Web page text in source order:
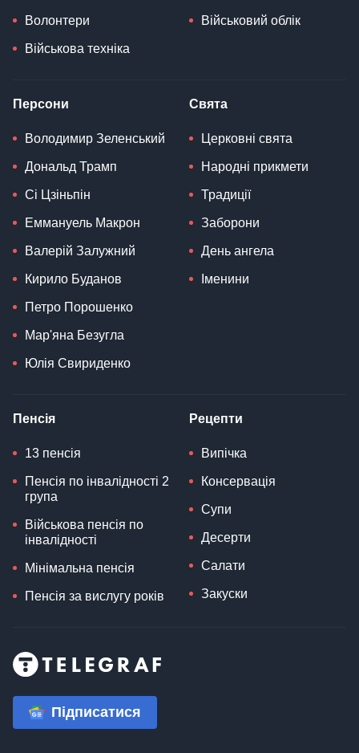
Волонтери
Військова техніка
Військовий облік
Персони
Володимир Зеленський
Дональд Трамп
Сі Цзіньпін
Еммануель Макрон
Валерій Залужний
Кирило Буданов
Петро Порошенко
Мар'яна Безугла
Юлія Свириденко
Свята
Церковні свята
Народні прикмети
Традиції
Заборони
День ангела
Іменини
Пенсія
13 пенсія
Пенсія по інвалідності 2
група
Військова пенсія по
інвалідності
Мінімальна пенсія
Пенсія за вислугу років
Рецепти
Випічка
Консервація
Супи
Десерти
Салати
Закуски
Підписатися